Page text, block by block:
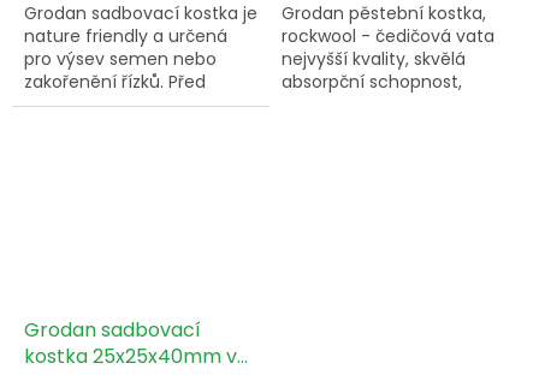
Grodan sadbovací kostka je
nature friendly a určená
pro výsev semen nebo
zakořenění řízků. Před
použitím ji vždy namočte
Grodan pěstební kostka,
rockwool - čedičová vata
nejvyšší kvality, skvělá
absorpční schopnost,
Grodan sadbovací
kostka 25x25x40mm vč.